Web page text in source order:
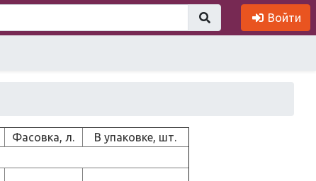
Войти
Фасовка, л. В упаковке, шт.